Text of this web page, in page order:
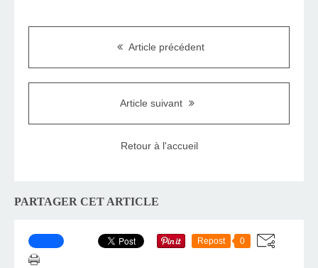
Article précédent
Article suivant
Retour à l'accueil
PARTAGER CET ARTICLE
Repost 0